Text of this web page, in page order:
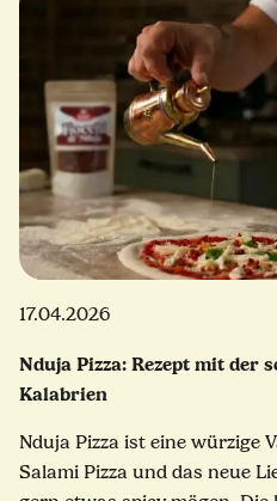
17.04.2026
Nduja Pizza: Rezept mit der
Kalabrien
Nduja Pizza ist eine würzige
Salami Pizza und das neue